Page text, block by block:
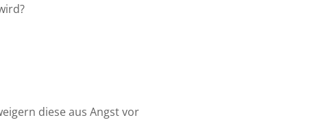
diese aus Angst vor